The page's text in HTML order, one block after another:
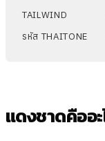
TAILWIND
รหัส THAITONE
แดงชาดคืออะ